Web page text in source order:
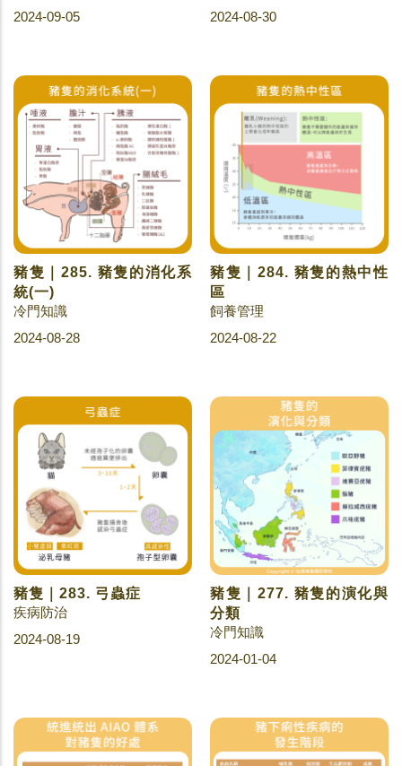
2024-09-05
2024-08-30
豬隻｜285. 豬隻的消化系
統(一)
冷門知識
2024-08-28
豬隻｜284. 豬隻的熱中性
區
飼養管理
2024-08-22
豬隻｜283. 弓蟲症
疾病防治
2024-08-19
豬隻｜277. 豬隻的演化與
分類
冷門知識
2024-01-04